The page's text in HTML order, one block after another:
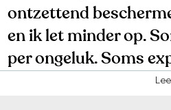
ontzettend
en ik let minder op.
per ongeluk. Soms